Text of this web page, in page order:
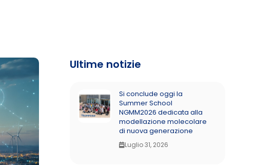
Ultime notizie
Si conclude oggi la
Summer School
NGMM2026 dedicata alla
modellazione molecolare
di nuova generazione
Luglio 31, 2026